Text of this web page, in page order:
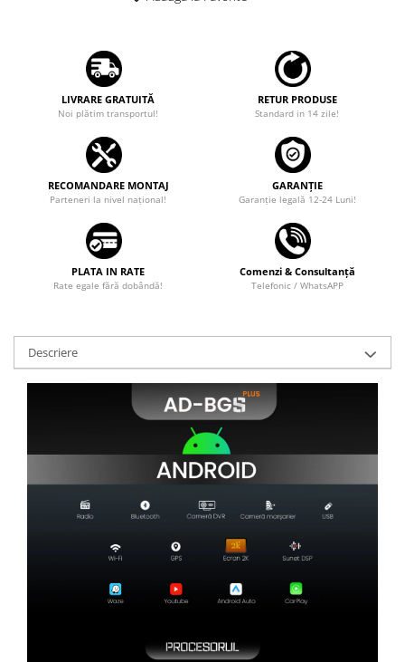
Camere marșarier auto
Camere marșarier universale
Camere Skoda
Camere Volkswagen
Camere Mercedes Benz
Camere BMW
Camere Opel
Camere Iveco
Camere Citroen
Camere Peugeot
Camere înregistrare trafic
LIVRARE GRATUITĂ
Noi plătim transportul!
RETUR PRODUSE
Standard in 14 zile!
RECOMANDARE MONTAJ
Parteneri la nivel național!
GARANȚIE
Garanţie legală 12-24 Luni!
PLATA IN RATE
Rate egale fără dobândă!
Comenzi & Consultanță
Telefonic / WhatsAPP
Descriere